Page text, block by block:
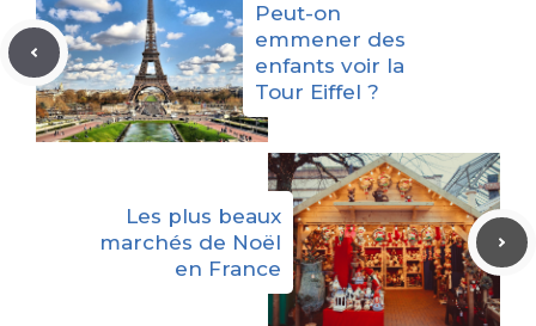
Peut-on
emmener des
enfants voir la
Tour Eiffel ?
Les plus beaux
marchés de Noël
en France